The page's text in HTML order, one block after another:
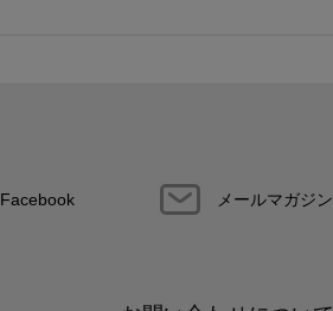
Facebook メールマガジン